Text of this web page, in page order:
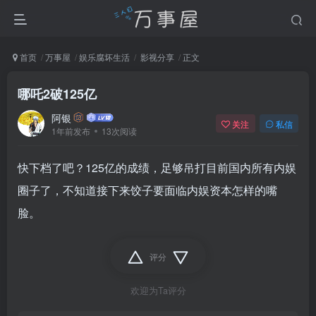
首页 万事屋 娱乐腐坏生活 影视分享 正文
哪吒2破125亿
阿银
1年前发布 13次阅读
关注 私信
快下档了吧？125亿的成绩，足够吊打目前国内所有内娱
圈子了，不知道接下来饺子要面临内娱资本怎样的嘴
脸。
评分
欢迎为Ta评分